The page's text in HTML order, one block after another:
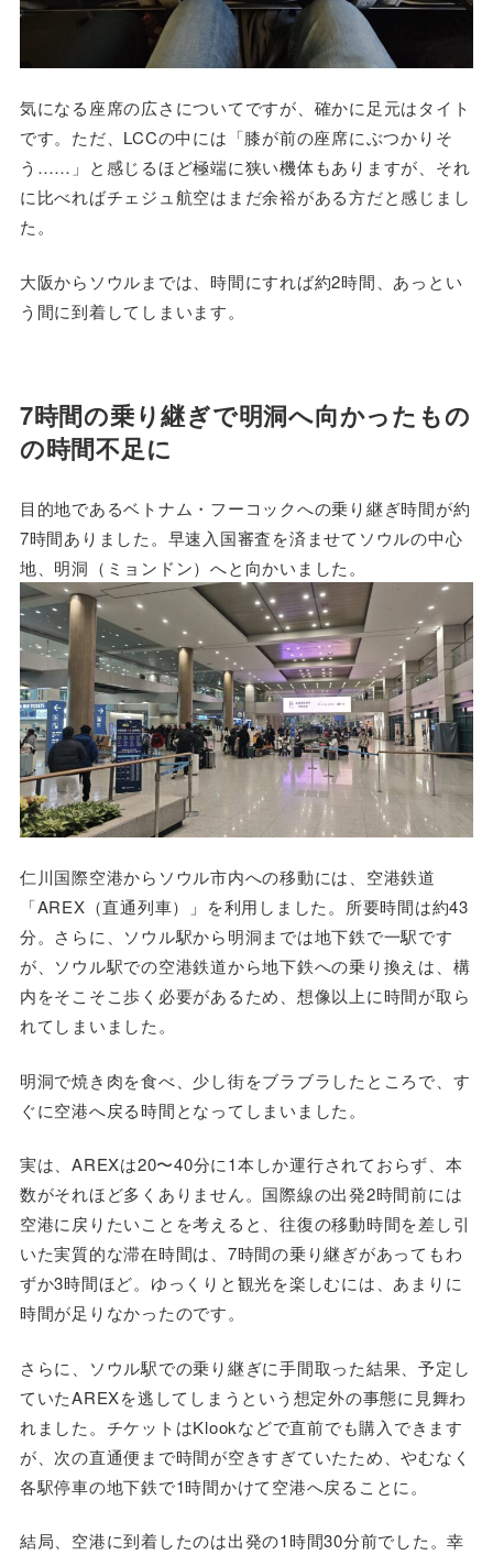
気になる座席の広さについてですが、確かに足元はタイト
です。ただ、LCCの中には「膝が前の座席にぶつかりそ
う……」と感じるほど極端に狭い機体もありますが、それ
に比べればチェジュ航空はまだ余裕がある方だと感じまし
た。
大阪からソウルまでは、時間にすれば約2時間、あっとい
う間に到着してしまいます。
7時間の乗り継ぎで明洞へ向かったもの
の時間不足に
目的地であるベトナム・フーコックへの乗り継ぎ時間が約
7時間ありました。早速入国審査を済ませてソウルの中心
地、明洞（ミョンドン）へと向かいました。
仁川国際空港からソウル市内への移動には、空港鉄道
「AREX（直通列車）」を利用しました。所要時間は約43
分。さらに、ソウル駅から明洞までは地下鉄で一駅です
が、ソウル駅での空港鉄道から地下鉄への乗り換えは、構
内をそこそこ歩く必要があるため、想像以上に時間が取ら
れてしまいました。
明洞で焼き肉を食べ、少し街をブラブラしたところで、す
ぐに空港へ戻る時間となってしまいました。
実は、AREXは20〜40分に1本しか運行されておらず、本
数がそれほど多くありません。国際線の出発2時間前には
空港に戻りたいことを考えると、往復の移動時間を差し引
いた実質的な滞在時間は、7時間の乗り継ぎがあってもわ
ずか3時間ほど。ゆっくりと観光を楽しむには、あまりに
時間が足りなかったのです。
さらに、ソウル駅での乗り継ぎに手間取った結果、予定し
ていたAREXを逃してしまうという想定外の事態に見舞わ
れました。チケットはKlookなどで直前でも購入できます
が、次の直通便まで時間が空きすぎていたため、やむなく
各駅停車の地下鉄で1時間かけて空港へ戻ることに。
結局、空港に到着したのは出発の1時間30分前でした。幸